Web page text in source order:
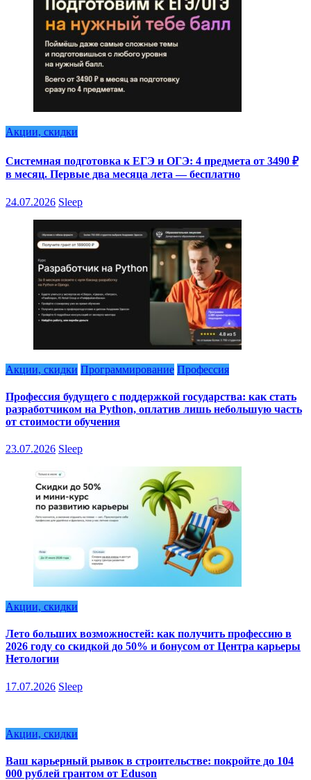
Акции, скидки
Системная подготовка к ЕГЭ и ОГЭ: 4 предмета от 3490 ₽
в месяц. Первые два месяца лета — бесплатно
24.07.2026 Sleep
Акции, скидки Программирование Профессия
Профессия будущего с поддержкой государства: как стать
разработчиком на Python, оплатив лишь небольшую часть
от стоимости обучения
23.07.2026 Sleep
Акции, скидки
Лето больших возможностей: как получить профессию в
2026 году со скидкой до 50% и бонусом от Центра карьеры
Нетологии
17.07.2026 Sleep
Акции, скидки
Ваш карьерный рывок в строительстве: покройте до 104
000 рублей грантом от Eduson